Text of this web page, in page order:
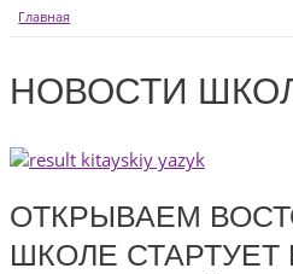
Главная
НОВОСТИ
ОТКРЫВАЕМ
ШКОЛЕ СТАРТУЕТ